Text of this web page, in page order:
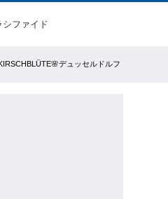
シファイド
デュッセルドルフ